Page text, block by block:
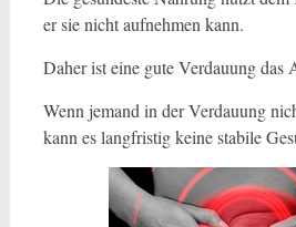
er sie nicht aufnehmen kann.
Daher ist eine gute Verdauung das
Wenn jemand in der Verdauung
kann es langfristig keine stabile